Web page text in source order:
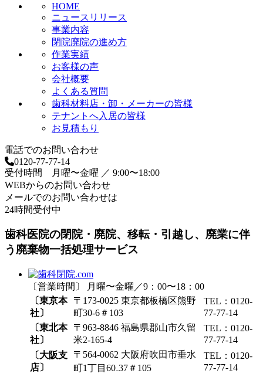
HOME
ニュースリリース
事業内容
閉院廃院の進め方
作業実績
お客様の声
会社概要
よくある質問
歯科材料店・卸・メーカーの皆様
テナントへ入居の皆様
お見積もり
電話でのお問い合わせ
0120-77-77-14
受付時間 月曜〜金曜 ／ 9:00〜18:00
WEBからのお問い合わせ
メールでのお問い合わせは
24時間受付中
歯科医院の閉院・廃院、移転・引越し、廃業に伴
う廃棄物一括処理サービス
〔営業時間〕 月曜〜金曜／9：00〜18：00
〔東京本
社〕
〒173-0025 東京都板橋区熊野
町30-6＃103
TEL：0120-
77-77-14
〔東北本
社〕
〒963-8846 福島県郡山市久留
米2-165-4
TEL：0120-
77-77-14
〔大阪支
店〕
〒564-0062 大阪府吹田市垂水
町1丁目60₋37＃105
TEL：0120-
77-77-14